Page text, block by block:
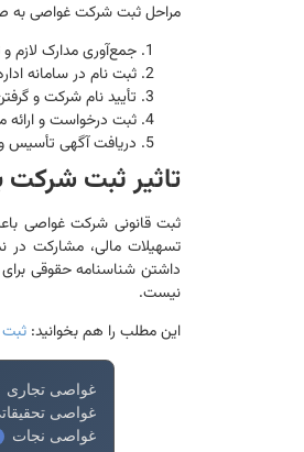
مراحل ثبت شرکت غواصی به
جمع‌آوری مدارک لازم
ثبت نام در سامانه
تأیید نام شرکت و
ثبت درخواست و ارائه
دریافت آگهی تأسیس
تاثیر ثبت
ثبت قانونی شرکت غواصی
تسهیلات مالی، مشارکت در
داشتن شناسنامه حقوقی
نیست.
این مطلب را هم بخوانید: ثبت
غواصی تجاری
غواصی
غواصی نجات